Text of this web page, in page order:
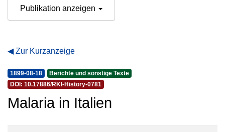
Publikation anzeigen
Zur Kurzanzeige
1899-08-18
Berichte und sonstige Texte
DOI: 10.17886/RKI-History-0781
Malaria in Italien